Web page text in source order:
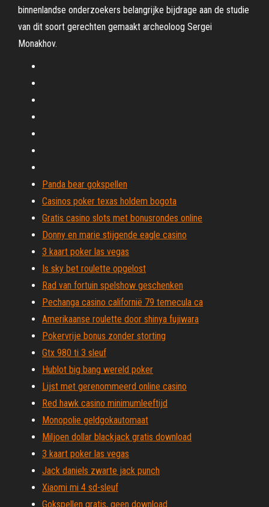
binnenlandse onderzoekers belangrijke bijdrage aan de studie
van dit soort gerechten gemaakt archeoloog Sergei
Monakhov.
Panda bear gokspellen
Casinos poker texas holdem bogota
Gratis casino slots met bonusrondes online
Donny en marie stijgende eagle casino
3 kaart poker las vegas
Is sky bet roulette opgelost
Rad van fortuin spelshow geschenken
Pechanga casino californië 79 temecula ca
Amerikaanse roulette door shinya fujiwara
Pokervrije bonus zonder storting
Gtx 980 ti 3 sleuf
Hublot big bang wereld poker
Lijst met gerenommeerd online casino
Red hawk casino minimumleeftijd
Monopolie geldgokautomaat
Miljoen dollar blackjack gratis download
3 kaart poker las vegas
Jack daniels zwarte jack punch
Xiaomi mi 4 sd-sleuf
Gokspellen gratis, geen download